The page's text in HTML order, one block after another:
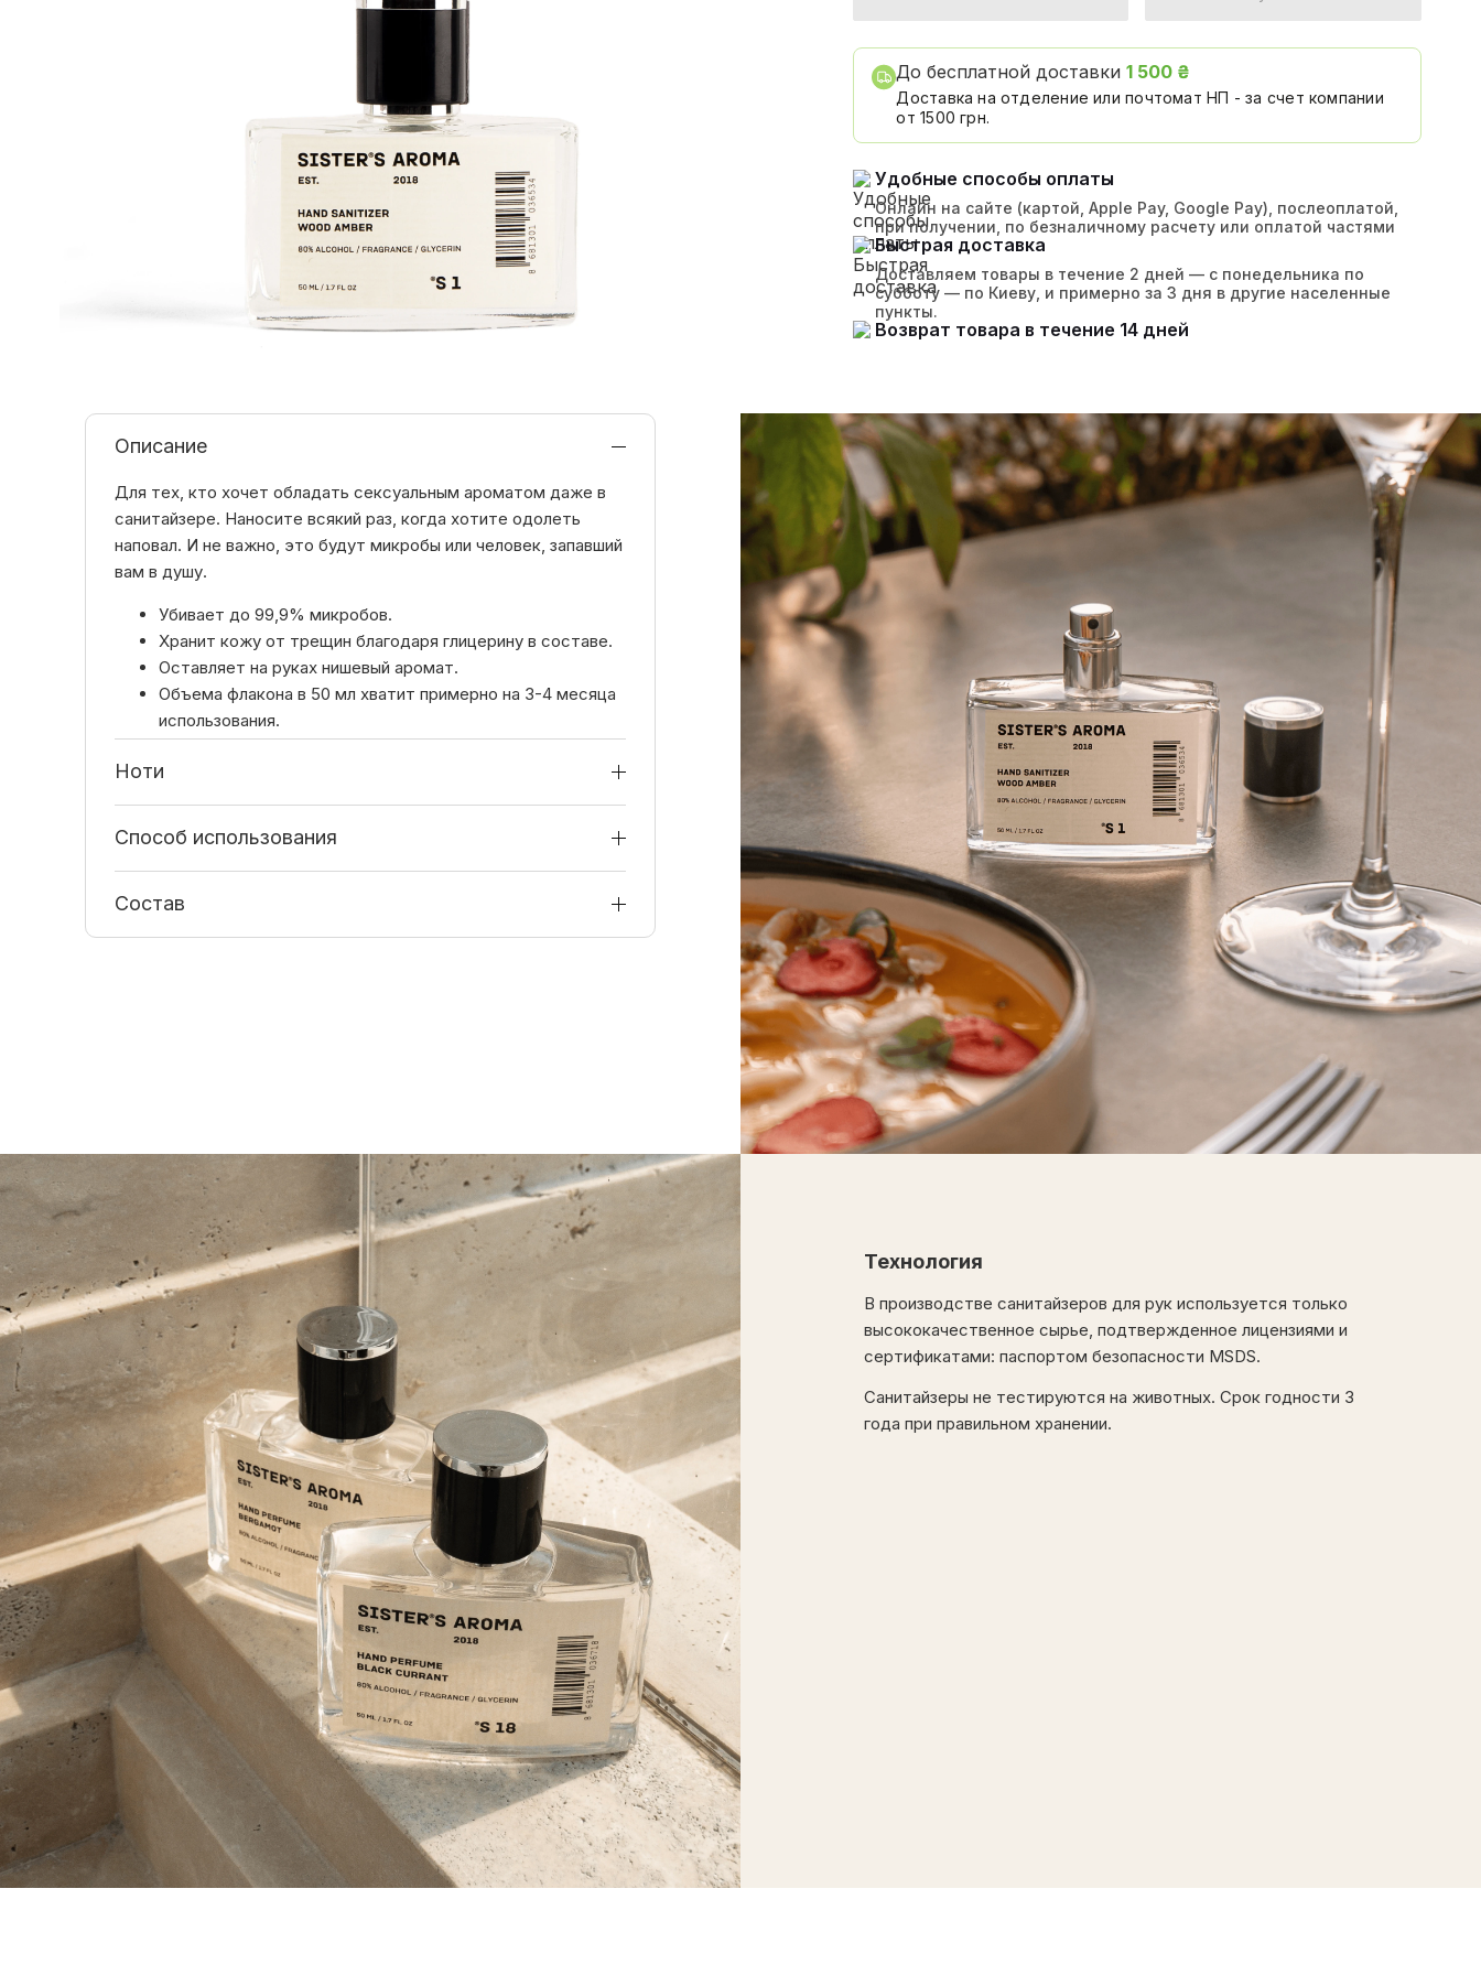
До бесплатной доставки1 500 ₴
Доставка на отделение или почтомат НП - за счет компании
от 1500 грн.
Удобные способы оплаты
Онлайн на сайте (картой, Apple Pay, Google Pay), послеоплатой,
при получении, по безналичному расчету или оплатой частями
Быстрая доставка
Доставляем товары в течение 2 дней — с понедельника по
субботу — по Киеву, и примерно за 3 дня в другие населенные
пункты.
Возврат товара в течение 14 дней
Описание
Для тех, кто хочет обладать сексуальным ароматом даже в
санитайзере. Наносите всякий раз, когда хотите одолеть
наповал. И не важно, это будут микробы или человек, запавший
вам в душу.
Убивает до 99,9% микробов.
Хранит кожу от трещин благодаря глицерину в составе.
Оставляет на руках нишевый аромат.
Объема флакона в 50 мл хватит примерно на 3-4 месяца
использования.
Ноти
Способ использования
Состав
Технология
В производстве санитайзеров для рук используется только
высококачественное сырье, подтвержденное лицензиями и
сертификатами: паспортом безопасности MSDS.
Санитайзеры не тестируются на животных. Срок годности 3
года при правильном хранении.